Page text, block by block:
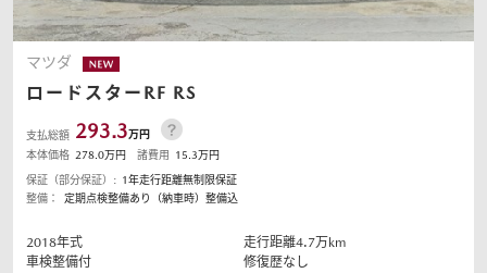
マツダ
ロードスターRF RS
支払総額 293.3万円
本体価格 278.0万円 諸費用 15.3万円
保証（部分保証）: 1年走行距離無制限保証
整備：
定期点検整備あり（納車時）整備込
2018年式 走行距離4.7万km
車検整備付
修復歴なし